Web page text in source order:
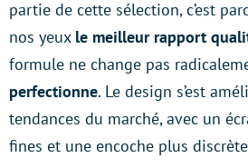
partie de cette sélection, c’est
nos yeux le meilleur rapport
formule ne change pas
perfectionne. Le design s’est
tendances du marché, avec un
fines et une encoche plus